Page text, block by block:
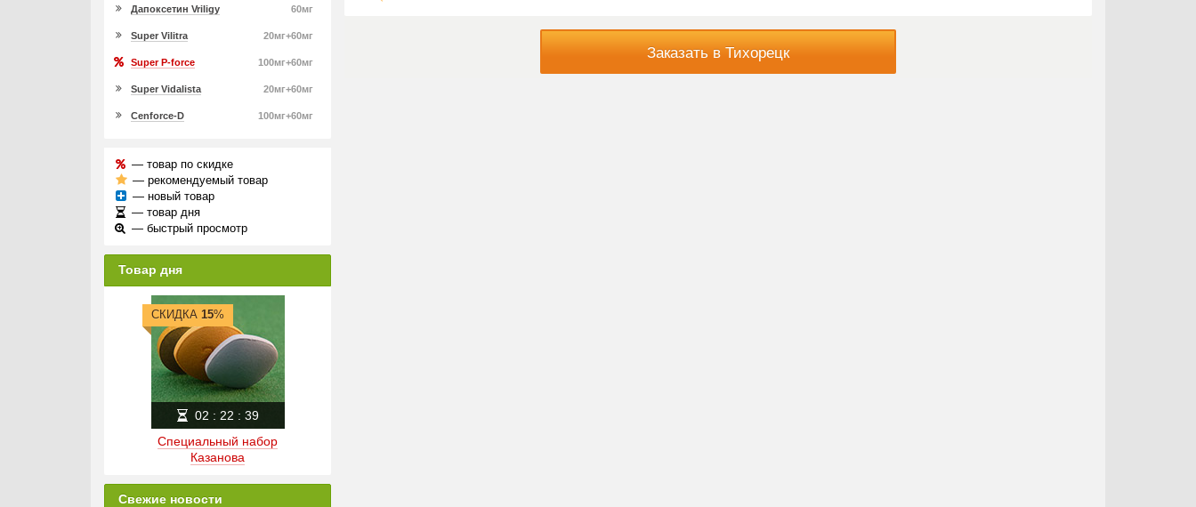
Заказать в Тихорецк
60мг
Дапоксетин Vriligy
20мг+60мг
Super Vilitra
100мг+60мг
Super P-force
20мг+60мг
Super Vidalista
100мг+60мг
Cenforce-D
— товар по скидке
— рекомендуемый товар
— новый товар
— товар дня
— быстрый просмотр
Товар дня
Специальный набор
Казанова
СКИДКА 15%
02 : 22 : 38
Свежие новости